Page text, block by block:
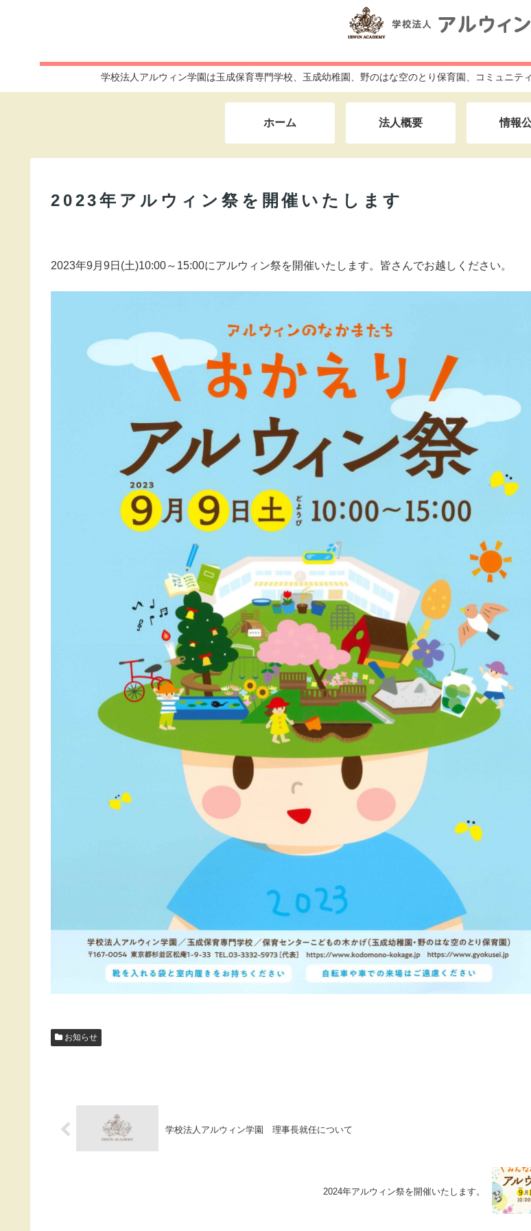
学校法人アルウィン学園は玉成保育専門学校、玉成幼稚園、野のはな空のとり保育園、コミュニテ
ホーム 法人概要 情報
2023年アルウィン祭を開催いたします
2023年9月9日(土)10:00～15:00にアルウィン祭を開催いたします。皆さんでお越しください。
お知らせ
学校法人アルウィン学園 理事長就任について
2024年アルウィン祭を開催いたします。